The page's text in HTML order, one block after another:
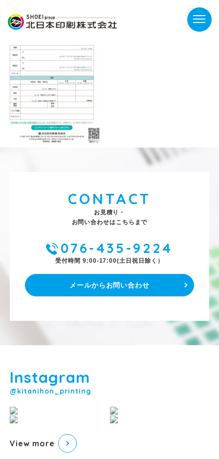
CONTACT
お見積り・
お問い合わせはこちらまで
076-435-9224
受付時間 9:00-17:00(土日祝日除く）
メールからお問い合わせ
Instagram
@kitanihon_printing
View more